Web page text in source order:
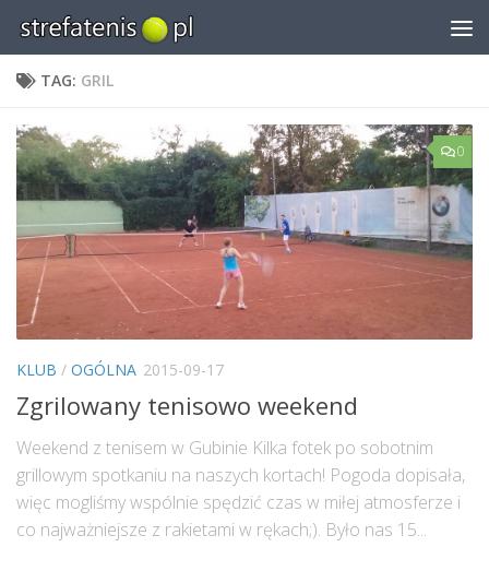
Skip to content
TAG: GRIL
0
KLUB / OGÓLNA 2015-09-17
Zgrilowany tenisowo weekend
Weekend z tenisem w Gubinie Kilka fotek po sobotnim
grillowym spotkaniu na naszych kortach! Pogoda dopisała,
więc mogliśmy wspólnie spędzić czas w miłej atmosferze i
co najważniejsze z rakietami w rękach;). Było nas 15...